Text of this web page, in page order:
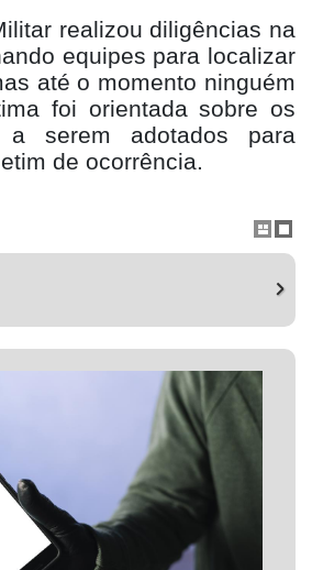
realizou diligências na
equipes para localizar
até o momento ninguém
foi orientada sobre os
a serem adotados para
de ocorrência.